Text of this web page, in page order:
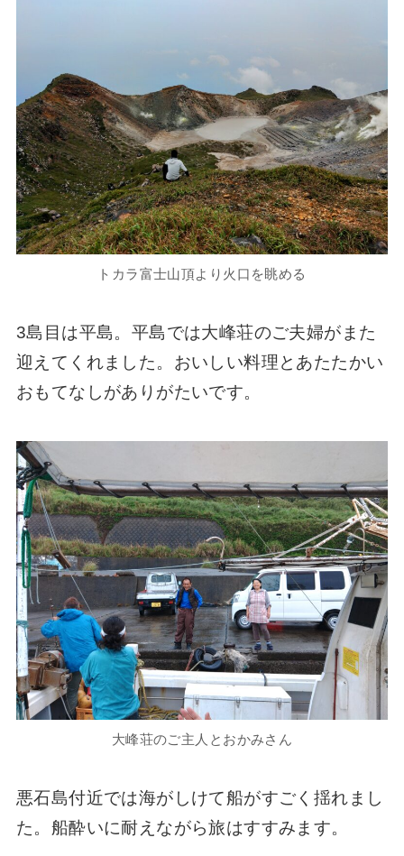
トカラ富士山頂より火口を眺める
3島目は平島。平島では大峰荘のご夫婦がまた
迎えてくれました。おいしい料理とあたたかい
おもてなしがありがたいです。
大峰荘のご主人とおかみさん
悪石島付近では海がしけて船がすごく揺れまし
た。船酔いに耐えながら旅はすすみます。